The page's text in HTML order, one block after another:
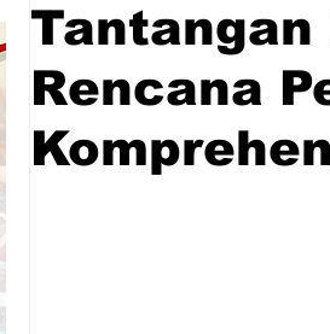
Tantangan
Rencana